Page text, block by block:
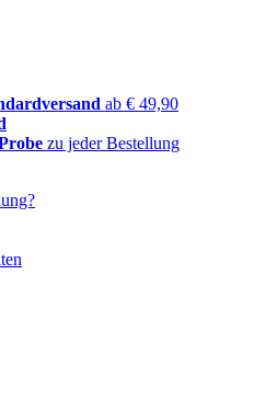
ab € 49,90
zu jeder Bestellung